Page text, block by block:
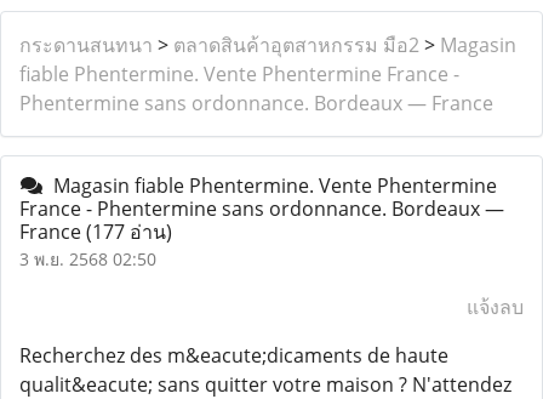
กระดานสนทนา > ตลาดสินค้าอุตสาหกรรม มือ2> Magasin
fiable Phentermine. Vente Phentermine France -
Phentermine sans ordonnance. Bordeaux — France
Magasin fiable Phentermine. Vente Phentermine
France - Phentermine sans ordonnance. Bordeaux —
France(177 อ่าน)
3 พ.ย. 2568 02:50
แจ้งลบ
Recherchez des m&eacute;dicaments de haute
qualit&eacute; sans quitter votre maison ? N'attendez